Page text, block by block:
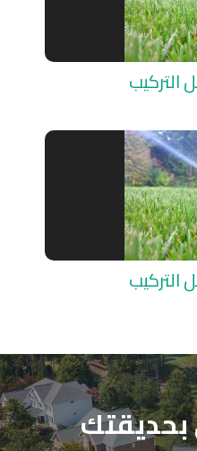
التركيب
التركيب
بحديقتك